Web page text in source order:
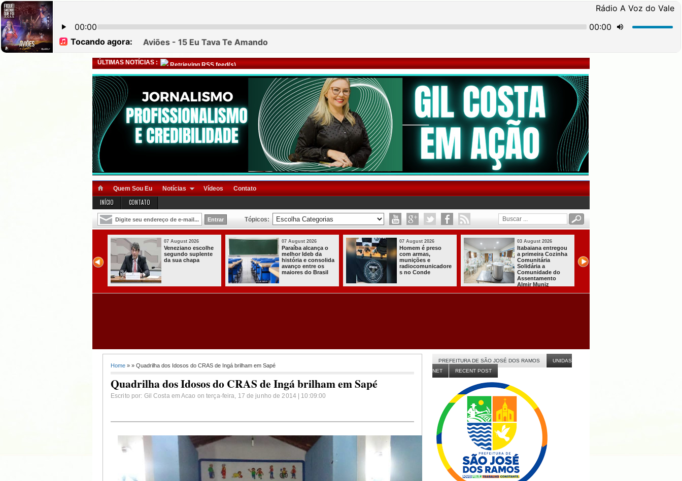
ÚLTIMAS NOTÍCIAS : Retrieving RSS feed(s)
Quem Sou Eu Notícias Vídeos Contato
INÍCIO CONTATO
Tópicos:
história e consolida
07 August 2026
Homem é preso
com armas,
munições e
03 August 2026
Itabaiana entregou
a primeira Cozinha
Comunitária
Solidária a
Comunidade do
03 August 2026
Secretaria de
Agricultura de
Itabaiana recebeu
da Sedap-PB cerca
de 30 mil alevinos
03 August 2026
Mulher em aparente
surto esfaqueia a
própria mãe em
João Pessoa
Home » » Quadrilha dos Idosos do CRAS de Ingá brilham em Sapé
Quadrilha dos Idosos do CRAS de Ingá brilham em Sapé
Escrito por: Gil Costa em Acao on terça-feira, 17 de junho de 2014 | 10:09:00
PREFEITURA DE SÃO JOSÉ DOS RAMOS
UNIDAS
NET
RECENT POST